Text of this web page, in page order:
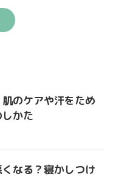
のケアや汗をため
かた
なる？寝かしつけ